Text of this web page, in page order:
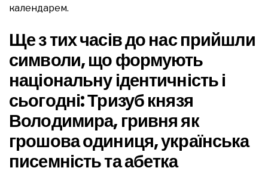
календарем.
Ще з тих часів до нас прийшли
символи, що формують
національну ідентичність і
сьогодні: Тризуб князя
Володимира, гривня як
грошова одиниця, українська
писемність та абетка